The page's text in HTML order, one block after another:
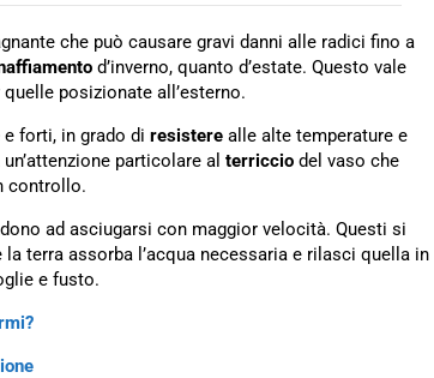
che può causare gravi danni alle radici fino a
d’inverno, quanto d’estate. Questo vale
posizionate all’esterno.
forti, in grado di resistere alle alte temperature e
particolare al terriccio del vaso che
controllo.
ad asciugarsi con maggior velocità. Questi si
terra assorba l’acqua necessaria e rilasci quella in
e fusto.